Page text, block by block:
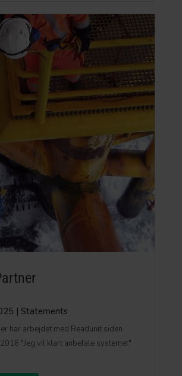
| Statements
har arbejdet med Readunit siden
"Jeg vil klart anbefale systemet"